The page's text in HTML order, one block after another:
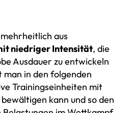
aus
niedriger Intensität, die
Ausdauer zu entwickeln
man in den folgenden
Trainingseinheiten mit
kann und so den